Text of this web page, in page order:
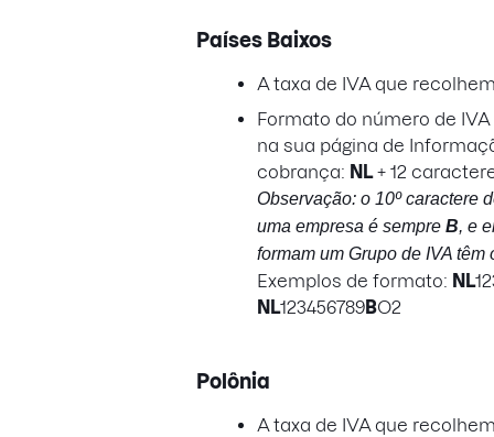
Países Baixos
A taxa de IVA que
Formato do número de
na sua página de
cobrança: NL+ 12
Observação: o 10º caractere
uma empresa é sempre B, e
formam um Grupo de IVA têm
Exemplos de formato: NL
NL123456789BO2
Polônia
A taxa de IVA que